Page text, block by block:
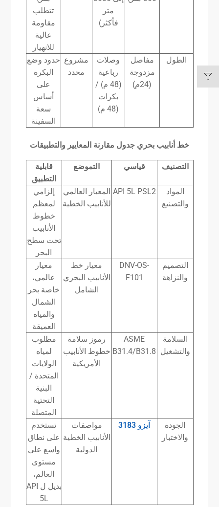
متر
فأكثر)
تتطلب
مقاومة
عالية
للانهيار
الطول
مفاصل
مزدوجة
(24م)
وصلات
رباعية
(48 م) /
بكرات
(48 م)
مشروع
محدد
حدود وضع
البكرة
على
أساس
سعة
السفينة
خط أنابيب بحري جدول مقارنة المعايير والتطبيقات
التصنيف قياسي التموضع
قابلية
التطبيق
المواد
والتصنيع
API 5L PSL2 المعيار العالمي
للأنابيب الخطية
إلزامي
لمعظم
خطوط
الأنابيب
تحت سطح
البحر
التصميم
والنزاهة
DNV-OS-
F101
معيار خط
الأنابيب البحري
الشامل
معيار
عالمي،
خاصة بحر
الشمال
والمياه
العميقة
السلامة
والتشغيل
ASME
B31.4/B31.8
رموز سلامة
خطوط الأنابيب
الأمريكية
مطلوب
لمياه
الولايات
المتحدة /
البنية
التحتية
المتصلة
الجودة
والاختبار
آيزو 3183
مواصفات
الأنابيب الخطية
الدولية
تستخدم
على نطاق
واسع على
مستوى
العالم،
بديل ل API
5L